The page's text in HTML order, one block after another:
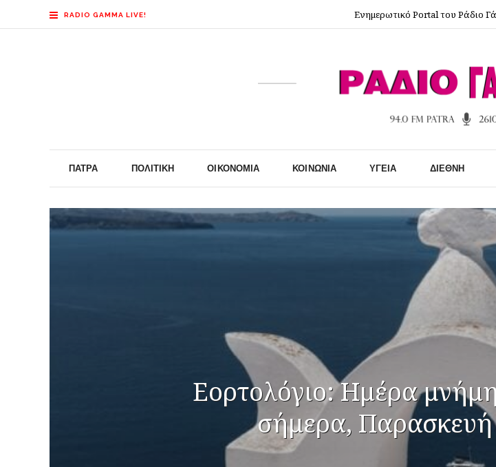
RADIO GAMMA LIVE! Ενημερωτικό Portal του Ράδιο
ΠΆΤΡΑ ΠΟΛΙΤΙΚΉ ΟΙΚΟΝΟΜΊΑ ΚΟΙΝΩΝΊΑ ΥΓΕΊΑ ΔΙΕΘΝΉ
Εορτολόγιο: Ημέρα
σήμερα,